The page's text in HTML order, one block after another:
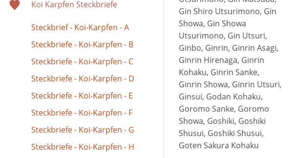
Koi Karpfen Steckbriefe
Steckbrief - Koi-Karpfen - A
Steckbriefe - Koi-Karpfen - B
Steckbriefe - Koi-Karpfen - C
Steckbriefe - Koi-Karpfen - D
Steckbriefe - Koi-Karpfen - E
Steckbriefe - Koi-Karpfen - F
Steckbriefe - Koi-Karpfen - G
Steckbriefe - Koi-Karpfen - H
Gin Shiro Utsurimono, Gin
Showa, Gin Showa
Utsurimono, Gin Utsuri,
Ginbo, Ginrin, Ginrin Asagi,
Ginrin Hirenaga, Ginrin
Kohaku, Ginrin Sanke,
Ginrin Showa, Ginrin Utsuri,
Ginsui, Godan Kohaku,
Goromo Sanke, Goromo
Showa, Goshiki, Goshiki
Shusui, Goshiki Shusui,
Goten Sakura Kohaku